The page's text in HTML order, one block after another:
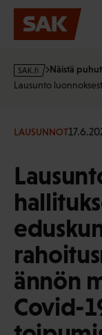
Hyppää
sisältöön
s
a
f
Näistä
Lausunto
LAUSUNNOT
ännön
Covid-